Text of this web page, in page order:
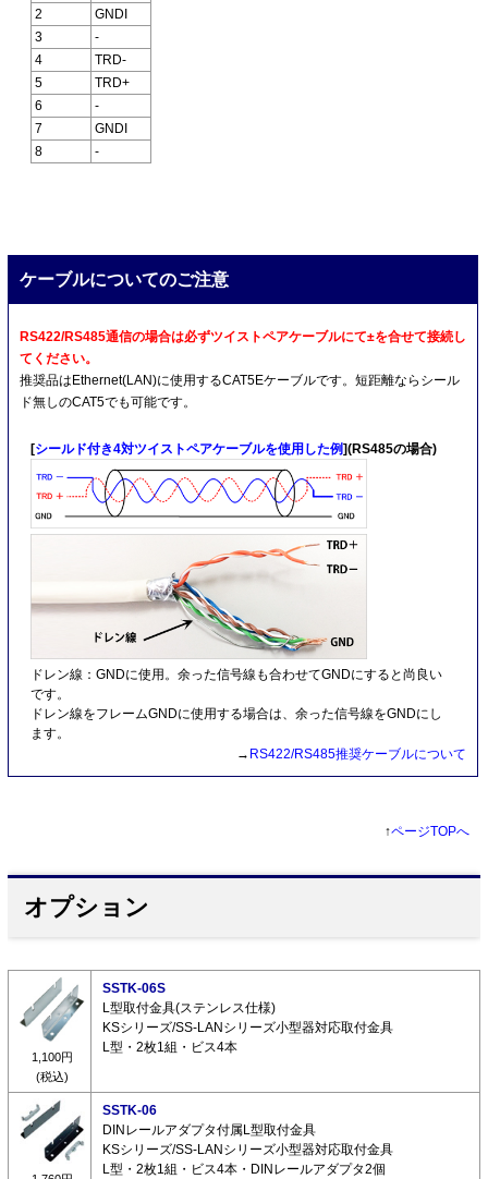
2
GNDI
3
-
4
TRD-
5
TRD+
6
-
7
GNDI
8
-
ケーブルについてのご注意
RS422/RS485通信の場合は必ずツイストペアケーブルにて±を合せて接続し
てください。
推奨品はEthernet(LAN)に使用するCAT5Eケーブルです。短距離ならシール
ド無しのCAT5でも可能です。
[シールド付き4対ツイストペアケーブルを使用した例](RS485の場合)
ドレン線：GNDに使用。余った信号線も合わせてGNDにすると尚良い
です。
ドレン線をフレームGNDに使用する場合は、余った信号線をGNDにし
ます。
→ RS422/RS485推奨ケーブルについて
↑ページTOPへ
オプション
1,100円
(税込)
SSTK-06S
L型取付金具(ステンレス仕様)
KSシリーズ/SS-LANシリーズ小型器対応取付金具
L型・2枚1組・ビス4本
SSTK-06
DINレールアダプタ付属L型取付金具
KSシリーズ/SS-LANシリーズ小型器対応取付金具
L型・2枚1組・ビス4本・DINレールアダプタ2個